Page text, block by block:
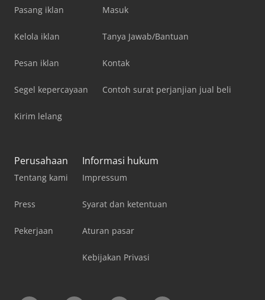
Pasang iklan
Kelola iklan
Pesan iklan
Segel kepercayaan
Kirim lelang
Masuk
Tanya Jawab/Bantuan
Kontak
Contoh surat perjanjian jual beli
Perusahaan
Tentang kami
Press
Pekerjaan
Informasi hukum
Impressum
Syarat dan ketentuan
Aturan pasar
Kebijakan Privasi